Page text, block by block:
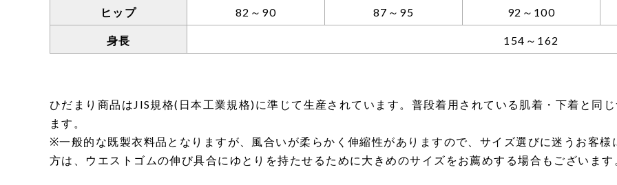
ヒップ 82～90 87～95 92～100
身長 154～162
ひだまり商品はJIS規格(日本工業規格)に準じて生産されています。普段着用されている肌着・下着と同
ます。
※一般的な既製衣料品となりますが、風合いが柔らかく伸縮性がありますので、サイズ選びに迷うお客
方は、ウエストゴムの伸び具合にゆとりを持たせるために大きめのサイズをお薦めする場合もございます